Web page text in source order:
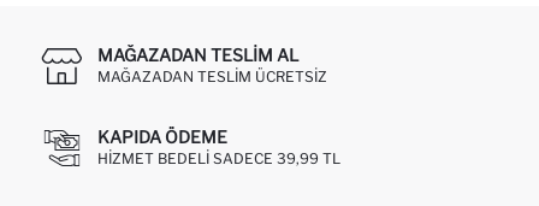
MAĞAZADAN TESLIM AL
MAĞAZADAN TESLIM ÜCRETSIZ
KAPIDA ÖDEME
HIZMET BEDELI SADECE 39,99 TL